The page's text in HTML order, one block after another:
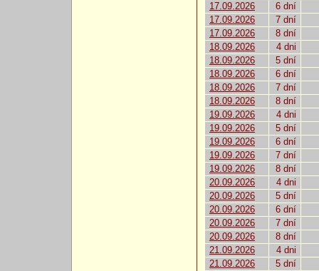
17.09.2026
6 dní
17.09.2026
7 dní
17.09.2026
8 dní
18.09.2026
4 dni
18.09.2026
5 dní
18.09.2026
6 dní
18.09.2026
7 dní
18.09.2026
8 dní
19.09.2026
4 dni
19.09.2026
5 dní
19.09.2026
6 dní
19.09.2026
7 dní
19.09.2026
8 dní
20.09.2026
4 dni
20.09.2026
5 dní
20.09.2026
6 dní
20.09.2026
7 dní
20.09.2026
8 dní
21.09.2026
4 dni
21.09.2026
5 dní